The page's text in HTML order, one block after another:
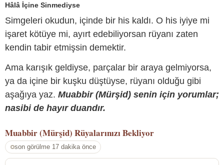
Hâlâ İçine Sinmediyse
Simgeleri okudun, içinde bir his kaldı. O his iyiye mi
işaret kötüye mi, ayırt edebiliyorsan rüyanı zaten
kendin tabir etmişsin demektir.
Ama karışık geldiyse, parçalar bir araya gelmiyorsa,
ya da içine bir kuşku düştüyse, rüyanı olduğu gibi
aşağıya yaz. Muabbir (Mürşid) senin için yorumlar;
nasibi de hayır duandır.
Muabbir (Mürşid) Rüyalarınızı Bekliyor
son görülme 17 dakika önce